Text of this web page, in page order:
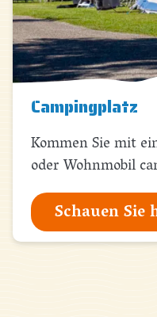
Campingplatz
Kommen Sie mit
oder Wohnmobil
Schauen Sie